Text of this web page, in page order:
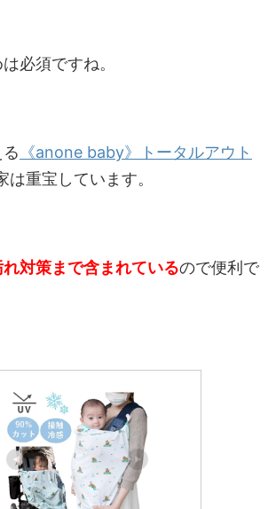
必須ですね。
《anone baby》トータルアウト
は重宝しています。
対策まで含まれているので便利で